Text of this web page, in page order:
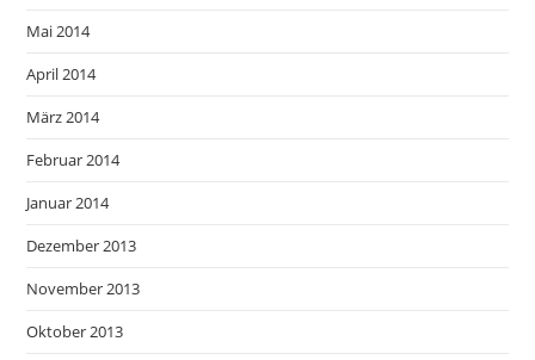
Mai 2014
April 2014
März 2014
Februar 2014
Januar 2014
Dezember 2013
November 2013
Oktober 2013